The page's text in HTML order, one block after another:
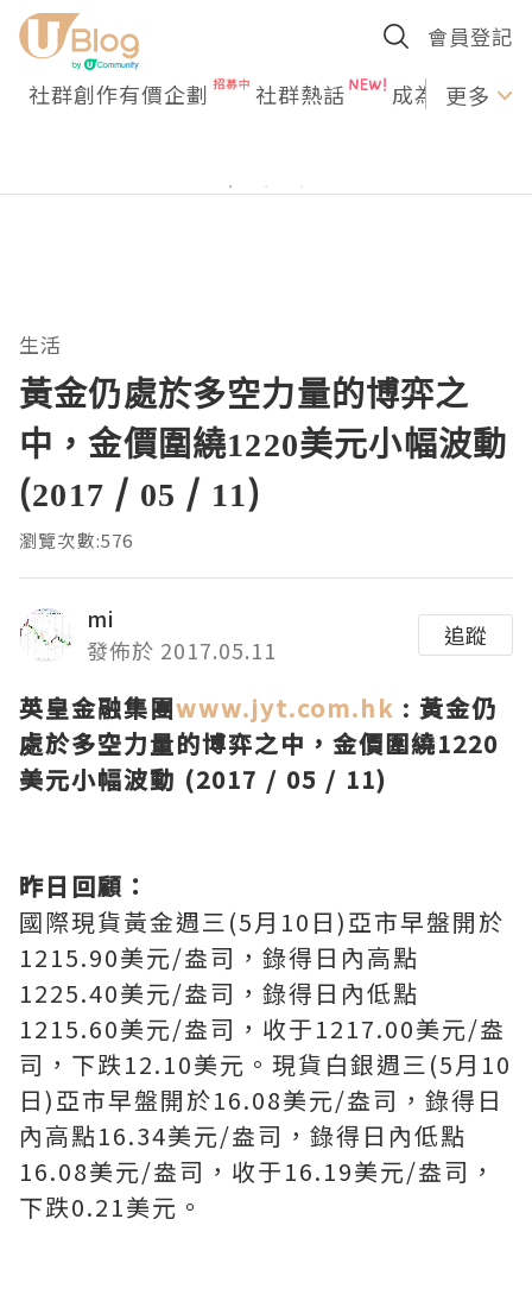
會員登記
社群創作有價企劃 社群熱話 成為U更多
生活
黃金仍處於多空力量的博弈之
中，金價圍繞1220美元小幅波動
(2017 / 05 / 11)
瀏覽次數:576
mi
發佈於 2017.05.11
追蹤
英皇金融集團www.jyt.com.hk : 黃金仍
處於多空力量的博弈之中，金價圍繞1220
美元小幅波動 (2017 / 05 / 11)
昨日回顧：
國際現貨黃金週三(5月10日)亞市早盤開於
1215.90美元/盎司，錄得日內高點
1225.40美元/盎司，錄得日內低點
1215.60美元/盎司，收于1217.00美元/盎
司，下跌12.10美元。現貨白銀週三(5月10
日)亞市早盤開於16.08美元/盎司，錄得日
內高點16.34美元/盎司，錄得日內低點
16.08美元/盎司，收于16.19美元/盎司，
下跌0.21美元。